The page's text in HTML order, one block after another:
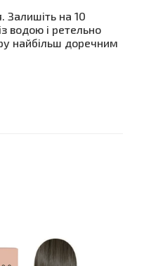
Залишіть на 10
водою і ретельно
найбільш доречним